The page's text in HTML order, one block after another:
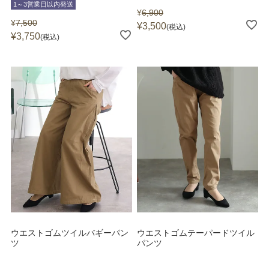
1～3営業日以内発送
¥7,500
¥3,750 税込
¥6,900
¥3,500 税込
ウエストゴムツイルバギーパン
ツ
ウエストゴムテーパードツイル
パンツ